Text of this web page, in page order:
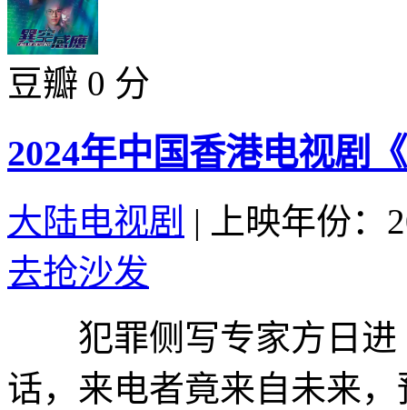
豆瓣 0 分
2024年中国香港电视剧
大陆电视剧 |
上映年份：
去抢沙发
犯罪侧写专家方日进
话，来电者竟来自未来